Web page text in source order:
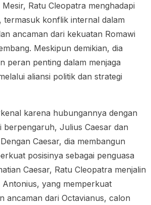
Ratu Cleopatra menghadapi
termasuk konflik internal dalam
ancaman dari kekuatan Romawi
Meskipun demikian, dia
peran penting dalam menjaga
aliansi politik dan strategi
karena hubungannya dengan
berpengaruh, Julius Caesar dan
Caesar, dia membangun
posisinya sebagai penguasa
Caesar, Ratu Cleopatra menjalin
yang memperkuat
ancaman dari Octavianus, calon